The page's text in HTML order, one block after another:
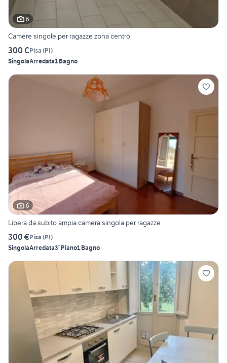
6
Camere singole per ragazze zona centro
300 €Pisa (PI)
SingolaArredata1 Bagno
6
Libera da subito ampia camera singola per ragazze
300 €Pisa (PI)
SingolaArredata3° Piano1 Bagno